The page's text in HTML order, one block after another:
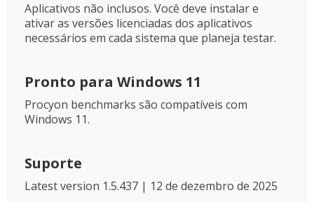
Aplicativos não inclusos. Você deve instalar e
ativar as versões licenciadas dos aplicativos
necessários em cada sistema que planeja testar.
Pronto para Windows 11
Procyon benchmarks são compatíveis com
Windows 11.
Suporte
Latest version 1.5.437 | 12 de dezembro de 2025